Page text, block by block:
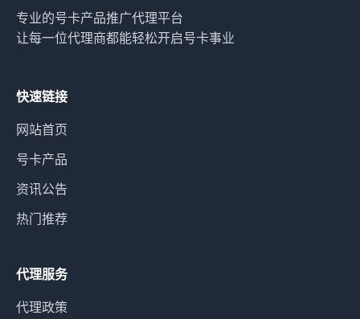
专业的号卡产品推广代理平台
让每一位代理商都能轻松开启号卡事业
快速链接
网站首页
号卡产品
资讯公告
热门推荐
代理服务
代理政策